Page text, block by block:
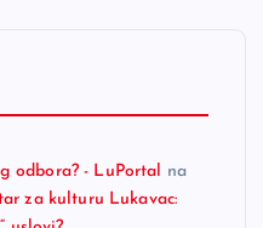
odbora? - LuPortal na
za kulturu Lukavac: